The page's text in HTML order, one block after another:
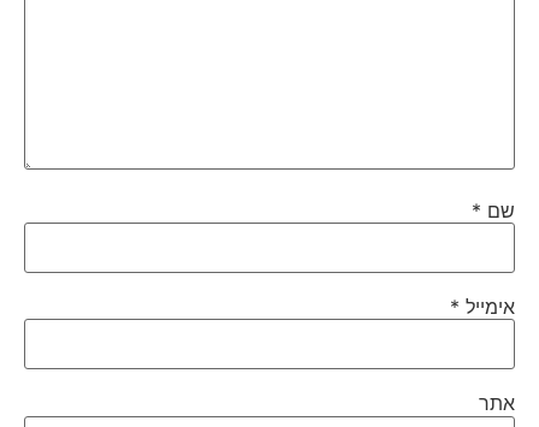
שם*
אימייל*
אתר